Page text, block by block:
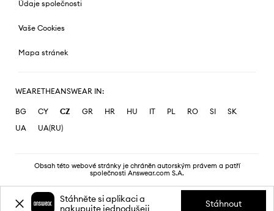
Údaje společnosti
Vaše Cookies
Mapa stránek
WEARETHEANSWEAR IN:
BG CY CZ GR HR HU IT PL RO SI
SK
UA
UA(RU)
Obsah této webové stránky je chráněn autorským právem a patří
společnosti Answear.com S.A.
Stáhněte si aplikaci a
nakupujte jednodušeji
Stáhnout